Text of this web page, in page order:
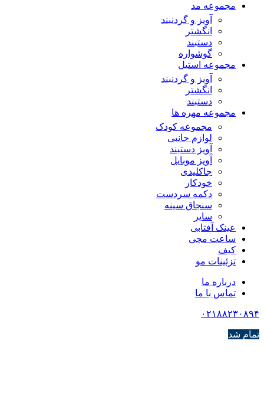
مجموعه مد
آویز و گردنبند
انگشتر
دستبند
گوشواره
مجموعه استیل
آویز و گردنبند
انگشتر
دستبند
مجموعه مهره ها
مجموعه کودک
لوازم جانبی
آویز دستبند
آویز موبایل
جاکلیدی
خودکار
دکمه سردست
سنجاق سینه
سایر
عینک آفتابی
ساعت مچی
کیف
تزئینات مو
درباره ما
تماس با ما
۰۲۱۸۸۲۳۰۸۹۴
تمام شد